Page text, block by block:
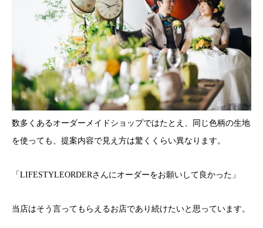
数多くあるオーダーメイドショップではたとえ、同じ色柄の生地
を使っても、提案内容で見え方は驚くくらい異なります。
「LIFESTYLEORDERさんにオーダーをお願いして良かった」
当店はそう言ってもらえるお店であり続けたいと思っています。